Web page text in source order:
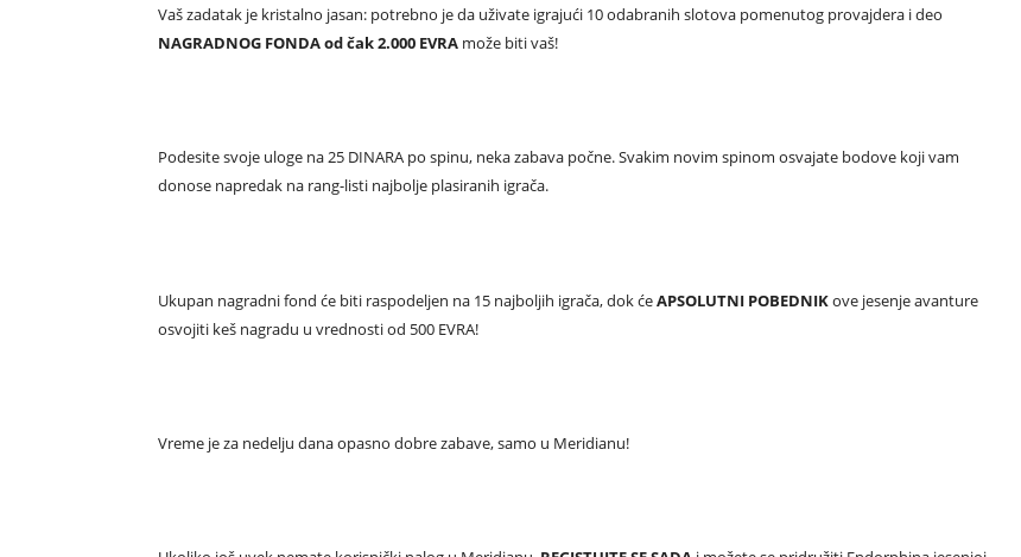
Vaš zadatak je kristalno jasan: potrebno je da uživate igrajući 10 odabranih slotova pomenutog provajdera i deo
NAGRADNOG FONDA od čak 2.000 EVRA može biti vaš!
Podesite svoje uloge na 25 DINARA po spinu, neka zabava počne. Svakim novim spinom osvajate bodove koji vam
donose napredak na rang-listi najbolje plasiranih igrača.
Ukupan nagradni fond će biti raspodeljen na 15 najboljih igrača, dokćeAPSOLUTNI POBEDNIKove jesenje avanture
osvojiti keš nagradu u vrednosti od 500 EVRA!
Vreme je za nedelju dana opasno dobre zabave, samo u Meridianu!